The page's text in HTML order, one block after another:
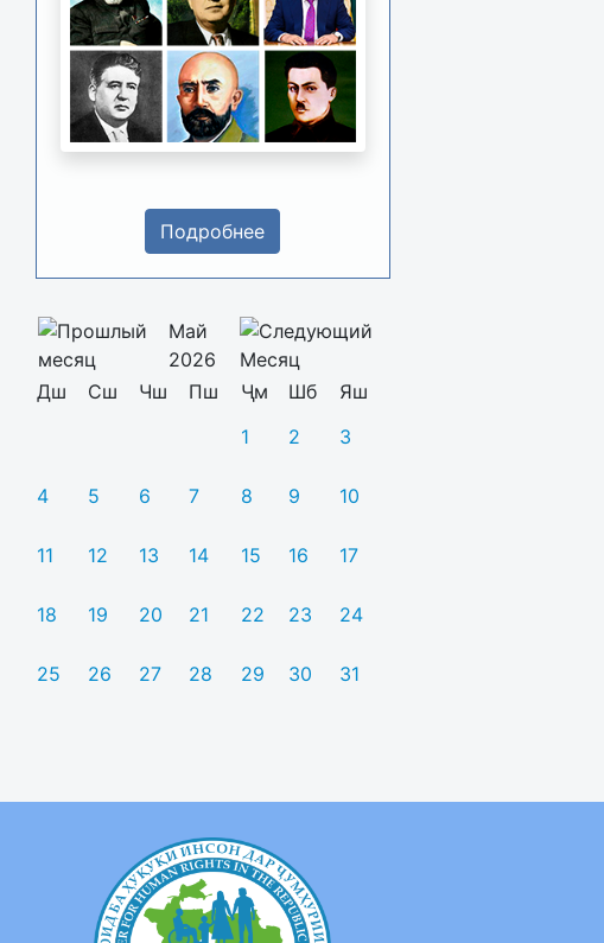
Подробнее
Май
2026
Дш
Сш Чш Пш Ҷм Шб
Яш
1
2 3
4 5 6 7 8 9 10
11 12 13 14 15 16 17
18 19 20 21 22 23 24
25 26 27 28 29 30 31